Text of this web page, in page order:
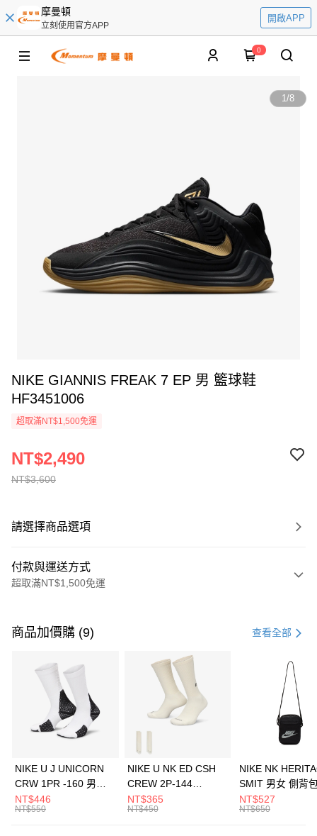
摩曼頓
立刻使用官方APP
開啟APP
0
1/8
NIKE GIANNIS FREAK 7 EP 男 籃球鞋
HF3451006
超取滿NT$1,500免運
NT$3,600
NT$2,490
請選擇商品選項
付款與運送方式
超取滿NT$1,500免運
信用卡一次付款
3 期 0 利率 每期 21家銀行
合作金庫商業銀行
第一商業銀行
華南商業銀行
彰化商業銀行
上海商業儲蓄銀行
元大商業銀行
Apple Pay
全盈+PAY
AFTEE先享後付
商品加價購 (9) 查看全部
NIKE U J UNICORN
CRW 1PR -160 男女
中統襪 FZ3393100
NT$446
NT$550
NIKE U NK ED CSH
CREW 2P-144
EMBRDY 男女 短統襪
FZ3073133
NT$365
NT$450
NIKE NK
SMIT 男女 側背
BA5871010
NT$527
NT$650